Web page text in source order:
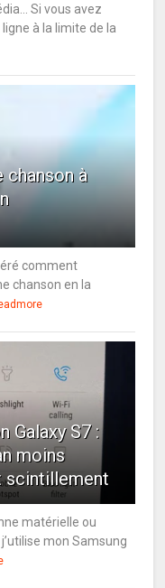
Si vous avez
à la limite de la
chanson à
comment
chanson en la
Galaxy S7 :
moins
scintillement
matérielle ou
mon Samsung